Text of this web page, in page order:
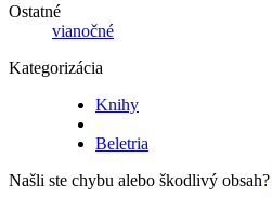
Ostatné
vianočné
Kategorizácia
Knihy
Beletria
Našli ste chybu alebo škodlivý obsah?